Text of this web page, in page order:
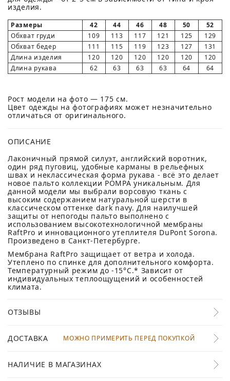
изделия.
Размеры 42 44 46 48 50
52
Обхват груди
109 113 117 121 125
129
Обхват бедер
111 115 119 123 127
131
Длина изделия
120 120 120 120 120
120
Длина рукава
62 63 63 63 64 64
Рост модели на фото — 175 см.
Цвет одежды на фотографиях может незначительно
отличаться от оригинального.
ОПИСАНИЕ
Лаконичный прямой силуэт, английский воротник,
один ряд пуговиц, удобные карманы в рельефных
швах и неклассическая форма рукава - всё это делает
новое пальто коллекции POMPA уникальным. Для
данной модели мы выбрали ворсовую ткань с
высоким содержанием натуральной шерсти в
классическом оттенке dark navy. Для наилучшей
защиты от непогоды пальто выполнено с
использованием высокотехнологичной мембраны
RaftPro и инновационного утеплителя DuPont Sorona.
Произведено в Санкт-Петербурге.
Мембрана RaftPro защищает от ветра и холода.
Утеплено по спинке для дополнительного комфорта.
Температурный режим до -15°C.* Зависит от
индивидуальных теплоощущений и особенностей
климата.
ОТЗЫВЫ
ДОСТАВКА МОЖНО ПРИМЕРИТЬ ПЕРЕД ПОКУПКОЙ
НАЛИЧИЕ В МАГАЗИНАХ